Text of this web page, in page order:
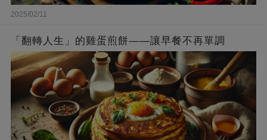
2025/02/11
「翻轉人生」的雞蛋煎餅——讓早餐不再單調